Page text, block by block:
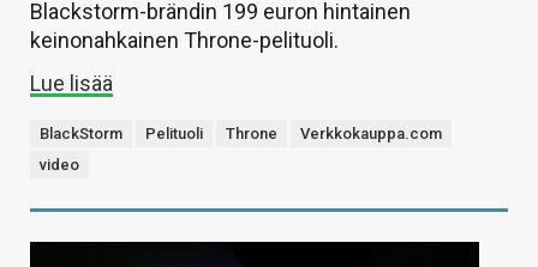
Blackstorm-brändin 199 euron hintainen
keinonahkainen Throne-pelituoli.
Lue lisää
BlackStorm Pelituoli Throne
Verkkokauppa.com
video